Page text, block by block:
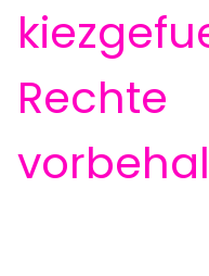
Rechte